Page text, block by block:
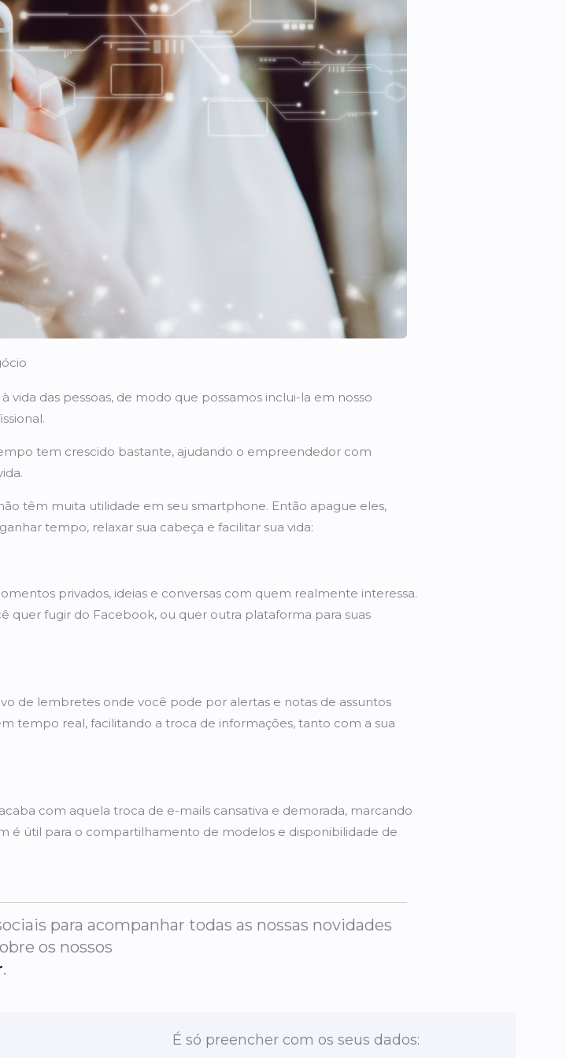
das pessoas, de modo que possamos inclui-la em nosso
tem crescido bastante, ajudando o empreendedor com
têm muita utilidade em seu smartphone. Então apague eles,
tempo, relaxar sua cabeça e facilitar sua vida:
privados, ideias e conversas com quem realmente interessa.
quer fugir do Facebook, ou quer outra plataforma para suas
de lembretes onde você pode por alertas e notas de assuntos
tempo real, facilitando a troca de informações, tanto com a sua
com aquela troca de e-mails cansativa e demorada, marcando
é útil para o compartilhamento de modelos e disponibilidade de
para acompanhar todas as nossas novidades
os nossos
.
É só preencher com os seus dados: